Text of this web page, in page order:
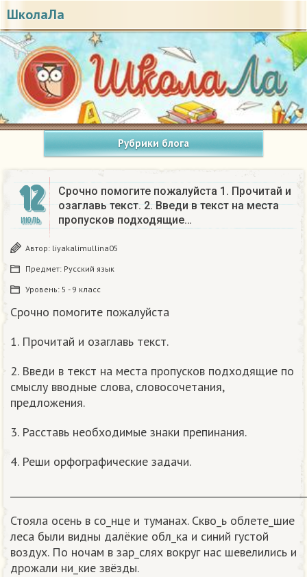
ШколаЛа
Рубрики блога
12
ИЮЛЬ
Срочно помогите пожалуйста 1. Прочитай и
озаглавь текст. 2. Введи в текст на места
пропусков подходящие…
Автор: liyakalimullina05
Предмет: Русский язык
Уровень: 5 - 9 класс
Срочно помогите пожалуйста
1. Прочитай и озаглавь текст.
2. Введи в текст на места пропусков подходящие по
смыслу вводные слова, словосочетания,
предложения.
3. Расставь необходимые знаки препинания.
4. Реши орфографические задачи.
Стояла осень в со_нце и туманах. Скво_ь облете_шие
леса были видны далёкие обл_ка и синий густой
воздух. По ночам в зар_слях вокруг нас шевелились и
дрожали ни_кие звёзды.